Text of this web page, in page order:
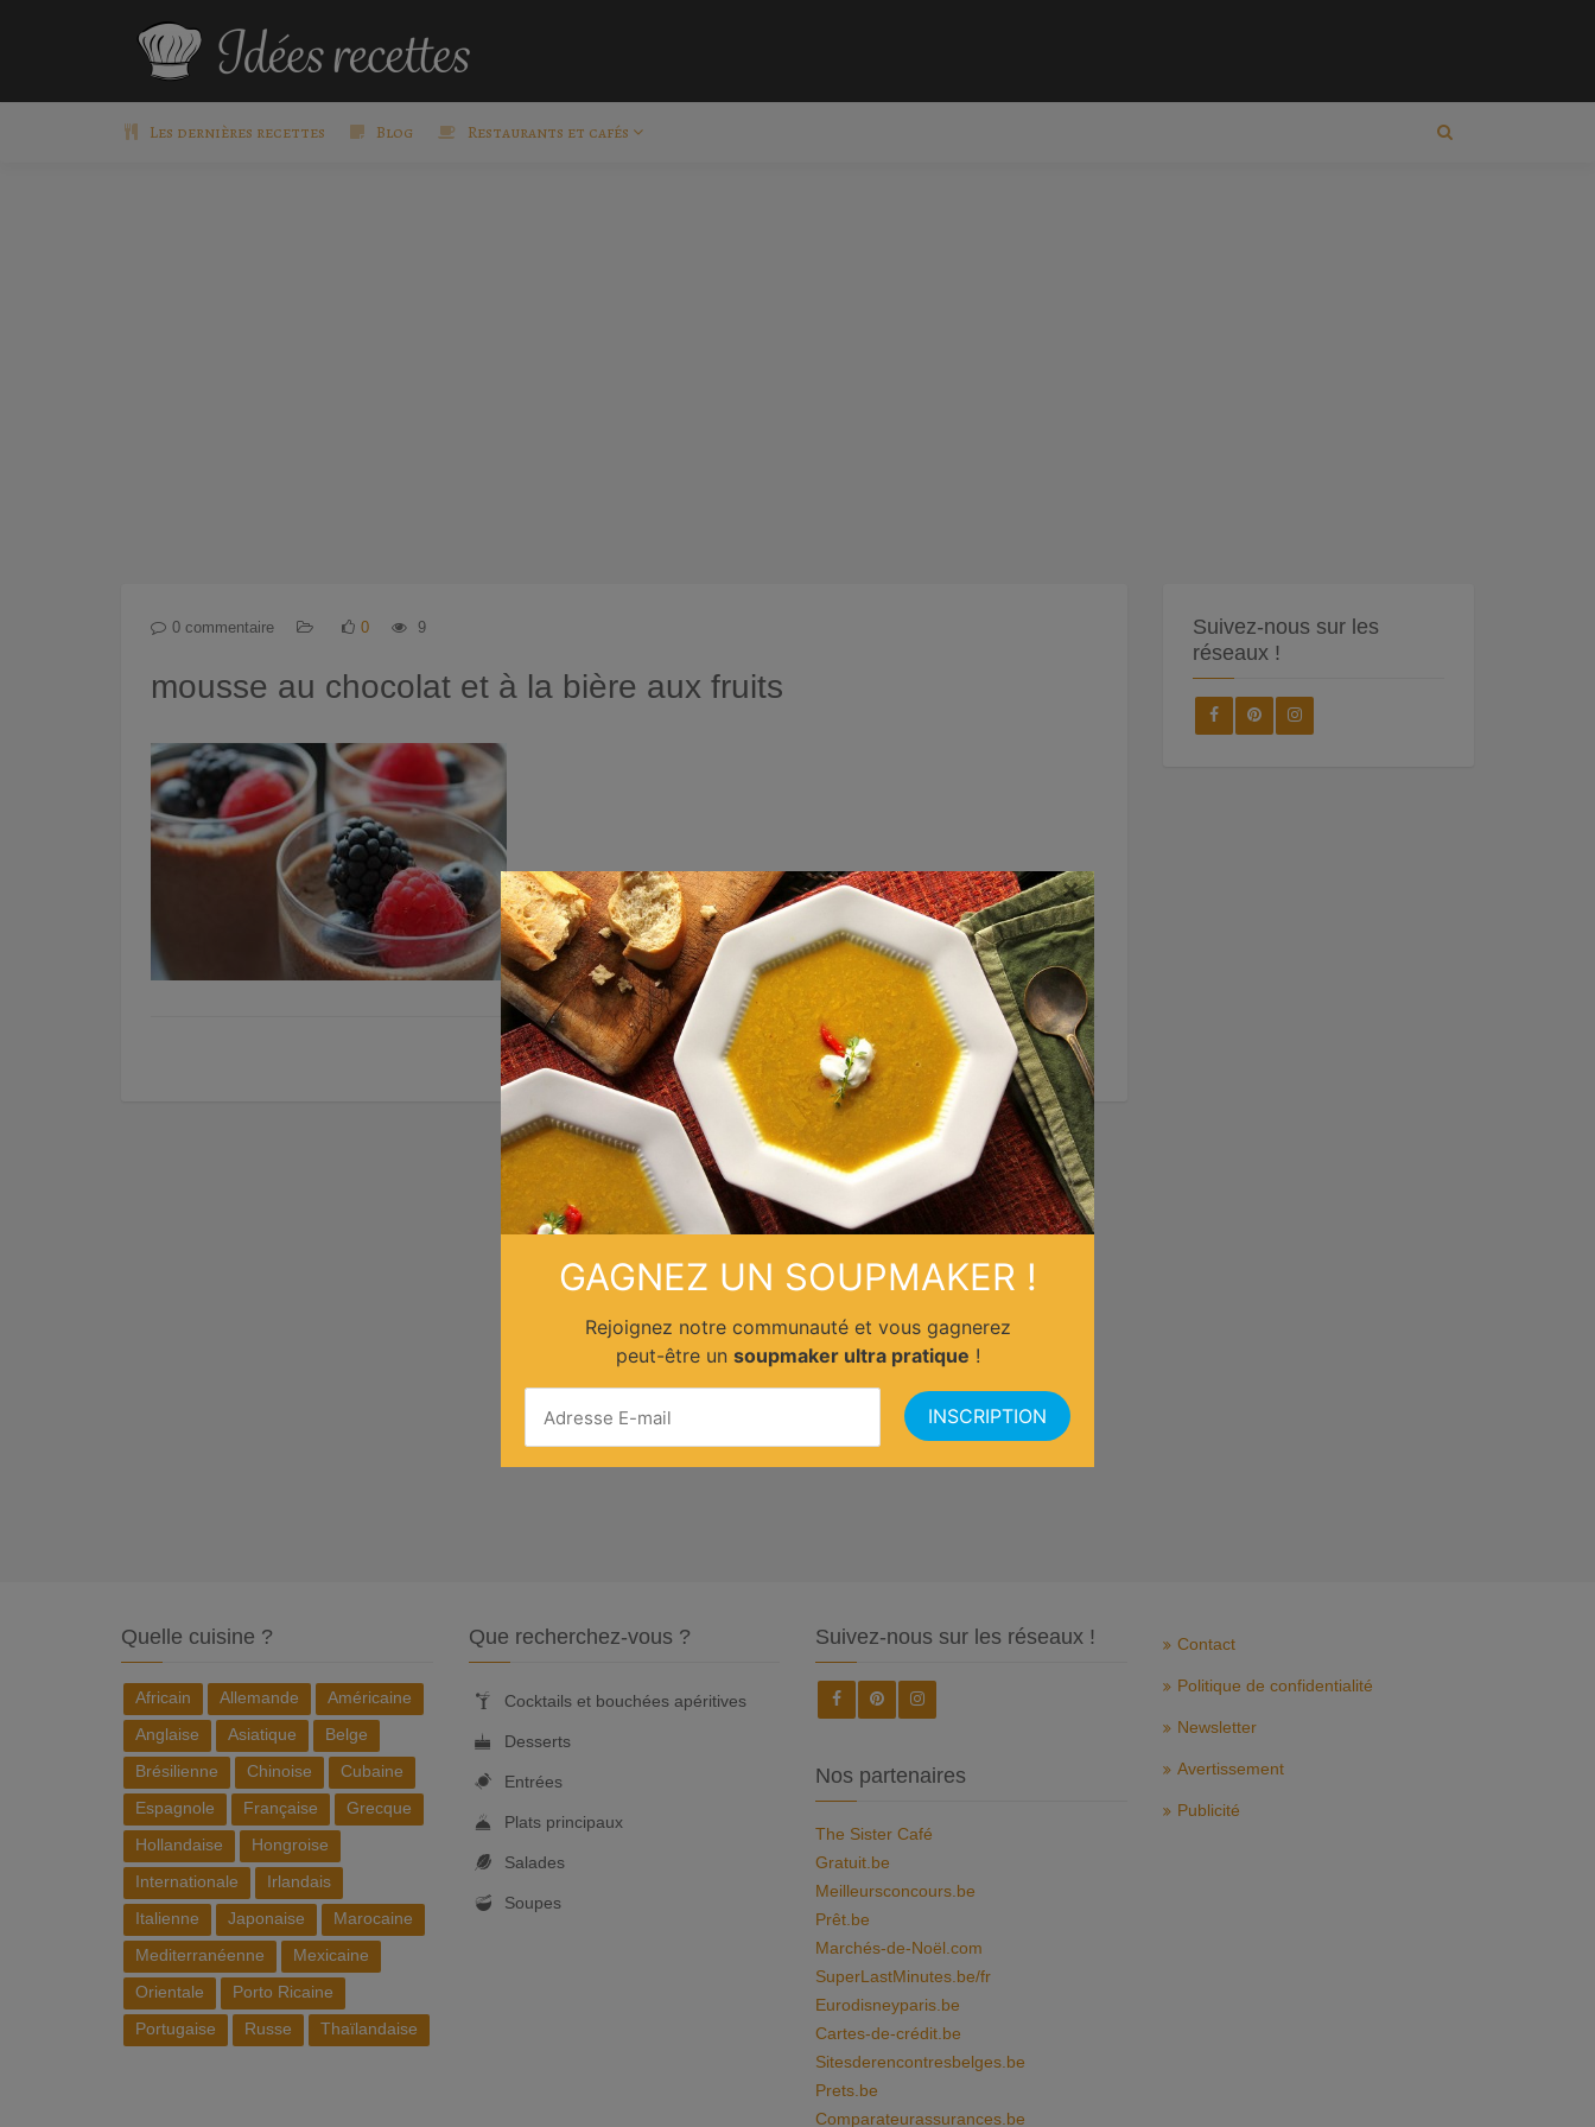
Les dernières recettes Blog Restaurants et cafés
0 commentaire 0 9
mousse au chocolat et à la bière aux fruits
Suivez-nous sur les
réseaux !
Quelle cuisine ?
Africain Allemande
Américaine
Anglaise
Asiatique
Belge
Brésilienne
Chinoise
Cubaine
Espagnole
Française
Grecque
Hollandaise
Hongroise
Internationale
Irlandais
Italienne
Japonaise
Marocaine
Mediterranéenne
Mexicaine
Orientale
Porto Ricaine
Portugaise
Russe Thaïlandaise
Que recherchez-vous ?
Cocktails et bouchées apéritives
Desserts
Entrées
Plats principaux
Salades
Soupes
Suivez-nous sur les réseaux !
Nos partenaires
The Sister Café
Gratuit.be
Meilleursconcours.be
Prêt.be
Marchés-de-Noël.com
SuperLastMinutes.be/fr
Eurodisneyparis.be
Cartes-de-crédit.be
Sitesderencontresbelges.be
Prets.be
Comparateurassurances.be
Contact
Politique de confidentialité
Newsletter
Avertissement
Publicité
GAGNEZ UN SOUPMAKER !
Rejoignez notre communauté et vous gagnerez
peut-être un soupmaker ultra pratique !
×